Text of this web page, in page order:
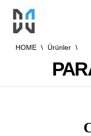
HOME \ Ürünler \